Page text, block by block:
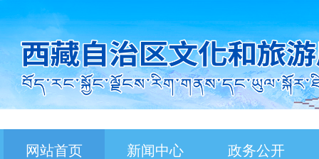
网站首页 新闻中心 政务公开